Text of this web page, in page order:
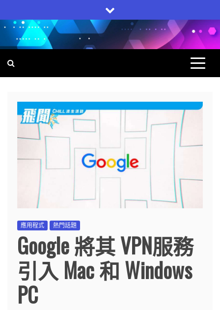
to
content
飛聞
集科技, 生活, 電子產品一身的網上雜誌
應用程式 熱門話題
Google 將其 VPN服務
引入 Mac 和 Windows
PC